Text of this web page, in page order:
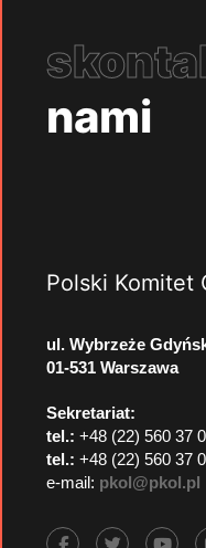
nami
Polski Komitet
ul. Wybrzeże
01-531 Warszawa
Sekretariat:
tel.: +48 (22) 560 37
tel.: +48 (22) 560 37
e-mail: pkol@pkol.pl